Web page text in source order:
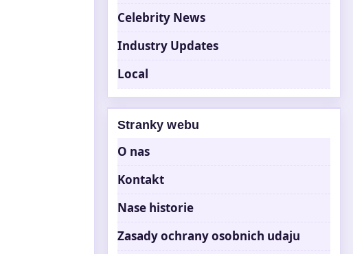
Celebrity News
Industry Updates
Local
Stranky webu
O nas
Kontakt
Nase historie
Zasady ochrany osobnich udaju